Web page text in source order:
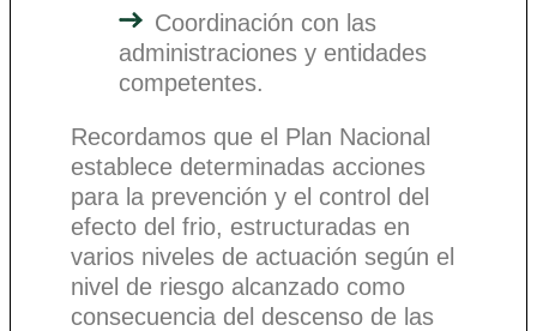
Coordinación con las
administraciones y entidades
competentes.
Recordamos que el Plan Nacional
establece determinadas acciones
para la prevención y el control del
efecto del frio, estructuradas en
varios niveles de actuación según el
nivel de riesgo alcanzado como
consecuencia del descenso de las